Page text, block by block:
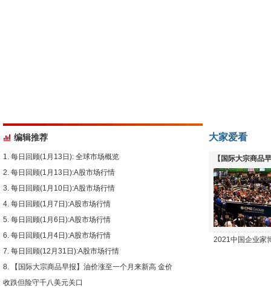
编辑推荐
每日回顾(1月13日): 全球市场概览
每日回顾(1月13日):A股市场行情
每日回顾(1月10日):A股市场行情
每日回顾(1月7日):A股市场行情
每日回顾(1月6日):A股市场行情
每日回顾(1月4日):A股市场行情
每日回顾(12月31日):A股市场行情
【国际大宗商品早报】油价涨至一个月来新高 金价
收跌但险守千八美元关口
大家爱看
【国际大宗商品
下跌
2021中国企业家